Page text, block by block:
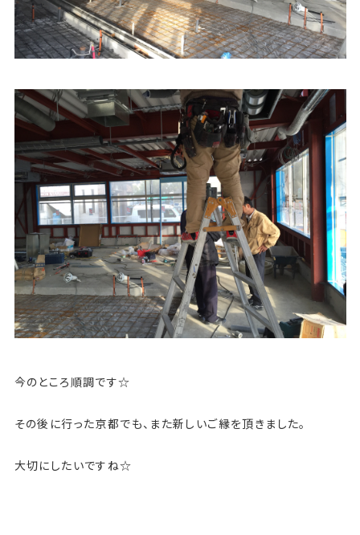
今のところ順調です☆
その後に行った京都でも、また新しいご縁を頂きました。
大切にしたいですね☆